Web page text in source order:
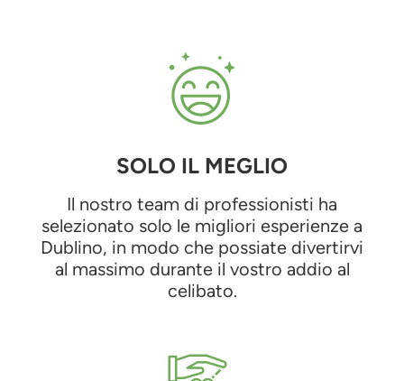
SOLO IL MEGLIO
Il nostro team di professionisti ha
selezionato solo le migliori esperienze a
Dublino, in modo che possiate divertirvi
al massimo durante il vostro addio al
celibato.